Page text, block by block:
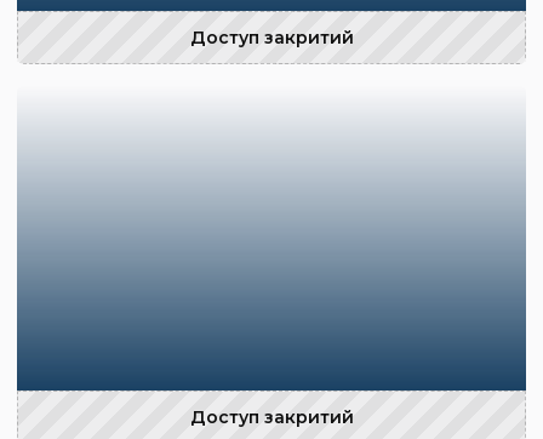
Доступ закритий
Доступ закритий